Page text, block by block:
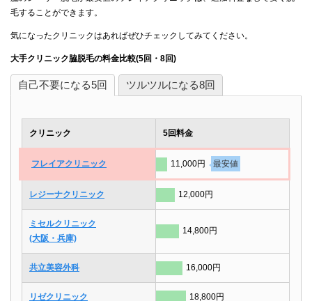
毛することができます。
気になったクリニックはあればぜひチェックしてみてください。
大手クリニック脇脱毛の料金比較(5回・8回)
自己不要になる5回 ツルツルになる8回
クリニック 5回料金
フレイアクリニック 11,000円 最安値
レジーナクリニック 12,000円
ミセルクリニック
(大阪・兵庫)
14,800円
共立美容外科 16,000円
リゼクリニック 18,800円